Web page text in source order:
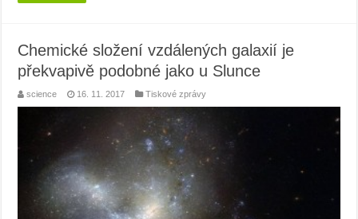
Chemické složení vzdálených galaxií je
překvapivě podobné jako u Slunce
science 16. 11. 2017 Tiskové zprávy